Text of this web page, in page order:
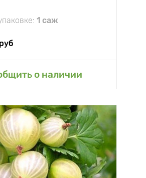
1 саж
руб
о наличии